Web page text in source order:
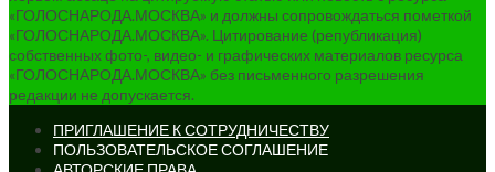
«ГОЛОСНАРОДА.МОСКВА» и должны сопровождаться пометкой
«ГОЛОСНАРОДА.МОСКВА». Цитирование (републикация)
собственных фото-, видео- и графических материалов ресурса
«ГОЛОСНАРОДА.МОСКВА» без письменного разрешения
редакции не допускается.
ПРИГЛАШЕНИЕ К СОТРУДНИЧЕСТВУ
ПОЛЬЗОВАТЕЛЬСКОЕ СОГЛАШЕНИЕ